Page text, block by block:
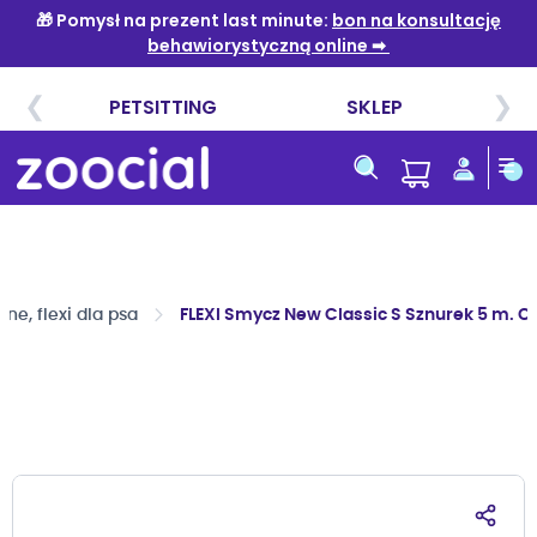
do
treści
flexi dla psa FLEXI Smycz New Classic S Sznurek 5 m.
Przejdź